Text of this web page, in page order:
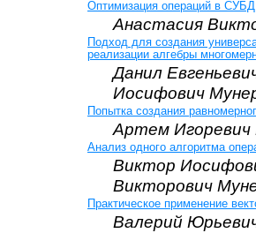
Оптимизация операций в СУБД
Анастасия
Подход для создания
реализации алгебры
Данил
Иосифович
Попытка создания
Артем Игоревич
Анализ одного алгоритма
Виктор
Викторович
Практическое применение
Валерий